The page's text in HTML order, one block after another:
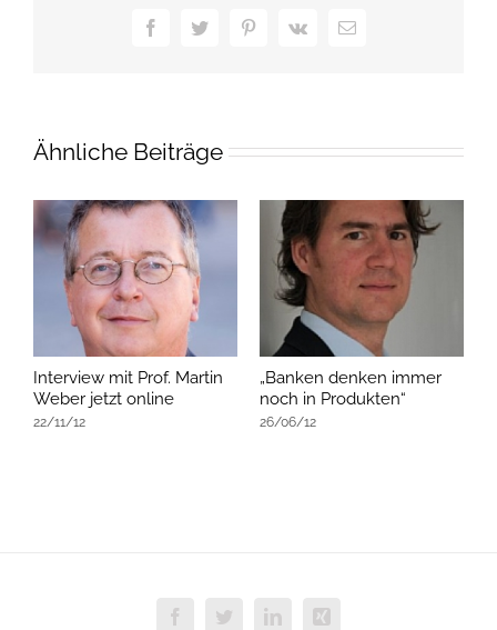
FacebookTwitterPinterest
Vk
E-
Ähnliche Beiträge
Interview mit Prof. Martin
Weber jetzt online
22/11/12
„Banken denken immer
noch in Produkten“
26/06/12
FacebookTwitterLinkedInXing